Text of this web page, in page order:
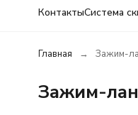
КонтактыСистема
Главная Зажим-
Зажим-